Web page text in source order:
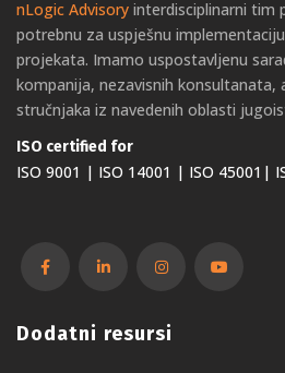
nLogic Advisory interdisciplinarni tim
potrebnu za uspješnu
projekata. Imamo uspostavljenu
kompanija, nezavisnih konsultanata,
stručnjaka iz navedenih oblasti
ISO certified for
ISO 9001 | ISO 14001 | ISO 45001|
Dodatni resursi